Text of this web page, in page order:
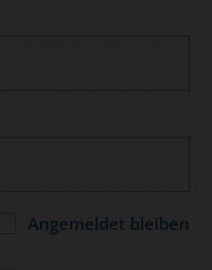
Angemeldet bleiben